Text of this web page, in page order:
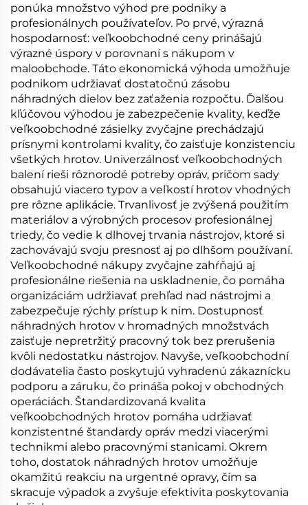
ponúka množstvo výhod pre podniky a
profesionálnych používateľov. Po prvé, výrazná
hospodarnosť: veľkoobchodné ceny prinášajú
výrazné úspory v porovnaní s nákupom v
maloobchode. Táto ekonomická výhoda umožňuje
podnikom udržiavať dostatočnú zásobu
náhradných dielov bez zaťaženia rozpočtu. Ďalšou
kľúčovou výhodou je zabezpečenie kvality, keďže
veľkoobchodné zásielky zvyčajne prechádzajú
prísnymi kontrolami kvality, čo zaisťuje konzistenciu
všetkých hrotov. Univerzálnosť veľkoobchodných
balení rieši rôznorodé potreby opráv, pričom sady
obsahujú viacero typov a veľkostí hrotov vhodných
pre rôzne aplikácie. Trvanlivosť je zvýšená použitím
materiálov a výrobných procesov profesionálnej
triedy, čo vedie k dlhovej trvania nástrojov, ktoré si
zachovávajú svoju presnosť aj po dlhšom používaní.
Veľkoobchodné nákupy zvyčajne zahŕňajú aj
profesionálne riešenia na uskladnenie, čo pomáha
organizáciám udržiavať prehľad nad nástrojmi a
zabezpečuje rýchly prístup k nim. Dostupnosť
náhradných hrotov v hromadných množstvách
zaisťuje nepretržitý pracovný tok bez prerušenia
kvôli nedostatku nástrojov. Navyše, veľkoobchodní
dodávatelia často poskytujú vyhradenú zákaznícku
podporu a záruku, čo prináša pokoj v obchodných
operáciách. Štandardizovaná kvalita
veľkoobchodných hrotov pomáha udržiavať
konzistentné štandardy opráv medzi viacerými
technikmi alebo pracovnými stanicami. Okrem
toho, dostatok náhradných hrotov umožňuje
okamžitú reakciu na urgentné opravy, čím sa
skracuje výpadok a zvyšuje efektivita poskytovania